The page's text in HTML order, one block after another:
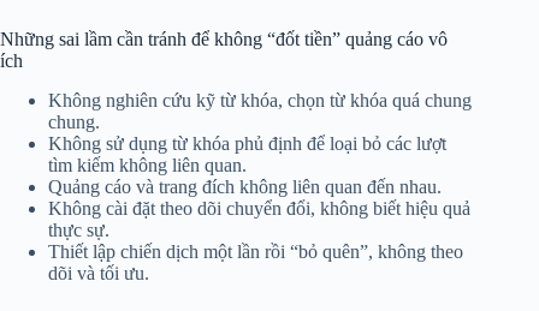
Những sai lầm cần tránh để không “đốt tiền” quảng cáo vô
ích
Không nghiên cứu kỹ từ khóa, chọn từ khóa quá chung
chung.
Không sử dụng từ khóa phủ định để loại bỏ các lượt
tìm kiếm không liên quan.
Quảng cáo và trang đích không liên quan đến nhau.
Không cài đặt theo dõi chuyển đổi, không biết hiệu quả
thực sự.
Thiết lập chiến dịch một lần rồi “bỏ quên”, không theo
dõi và tối ưu.